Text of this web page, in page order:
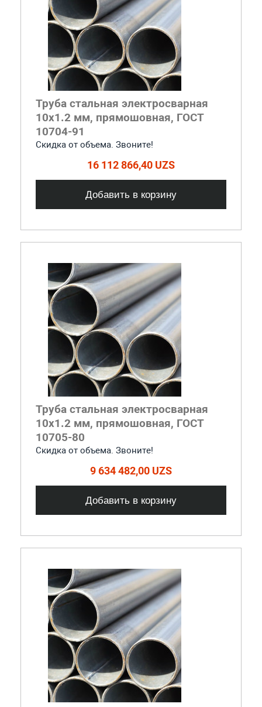
Труба стальная электросварная
10x1.2 мм, прямошовная, ГОСТ
10704-91
Скидка от объема. Звоните!
16 112 866,40 UZS
Добавить в корзину
Труба стальная электросварная
10x1.2 мм, прямошовная, ГОСТ
10705-80
Скидка от объема. Звоните!
9 634 482,00 UZS
Добавить в корзину